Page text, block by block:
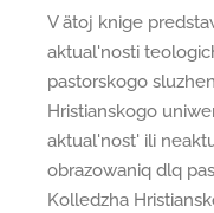
V ätoj knige
aktual'nosti
pastorskogo
Hristianskogo
aktual'nost' ili
obrazowaniq dlq
Kolledzha